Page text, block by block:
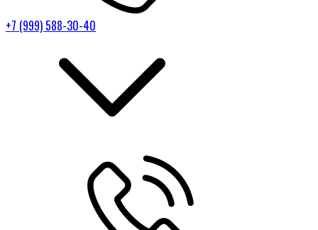
+7 (999) 588-30-40